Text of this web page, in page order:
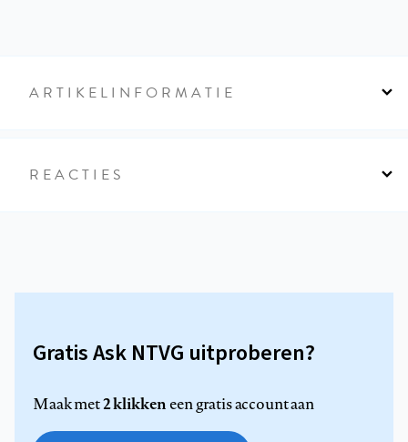
ARTIKELINFORMATIE
REACTIES
Gratis Ask NTVG uitproberen?
Maak met2 klikkeneen gratis account aan